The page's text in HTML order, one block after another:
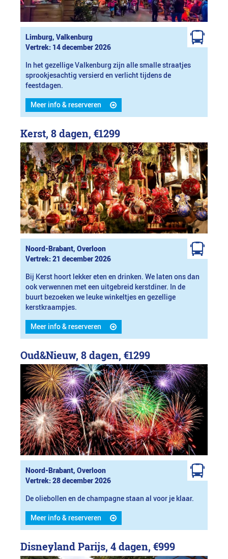
Limburg, Valkenburg
Vertrek: 14 december 2026
In het gezellige Valkenburg zijn alle smalle straatjes
sprookjesachtig versierd en verlicht tijdens de
feestdagen.
Meer info & reserveren
Kerst, 8 dagen, €1299
Noord-Brabant, Overloon
Vertrek: 21 december 2026
Bij Kerst hoort lekker eten en drinken. We laten ons dan
ook verwennen met een uitgebreid kerstdiner. In de
buurt bezoeken we leuke winkeltjes en gezellige
kerstkraampjes.
Meer info & reserveren
Oud&Nieuw, 8 dagen, €1299
Noord-Brabant, Overloon
Vertrek: 28 december 2026
De oliebollen en de champagne staan al voor je klaar.
Meer info & reserveren
Disneyland Parijs, 4 dagen, €999